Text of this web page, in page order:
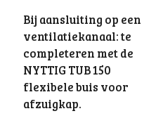
Bij aansluiting op een
ventilatiekanaal: te
completeren met de
NYTTIG TUB 150
flexibele buis voor
afzuigkap.